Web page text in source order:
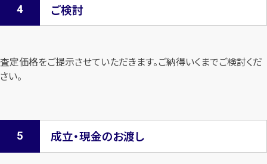
ご検討
査定価格をご提示させていただきます。ご納得いくまでご検討くだ
さい。
成立・現金のお渡し